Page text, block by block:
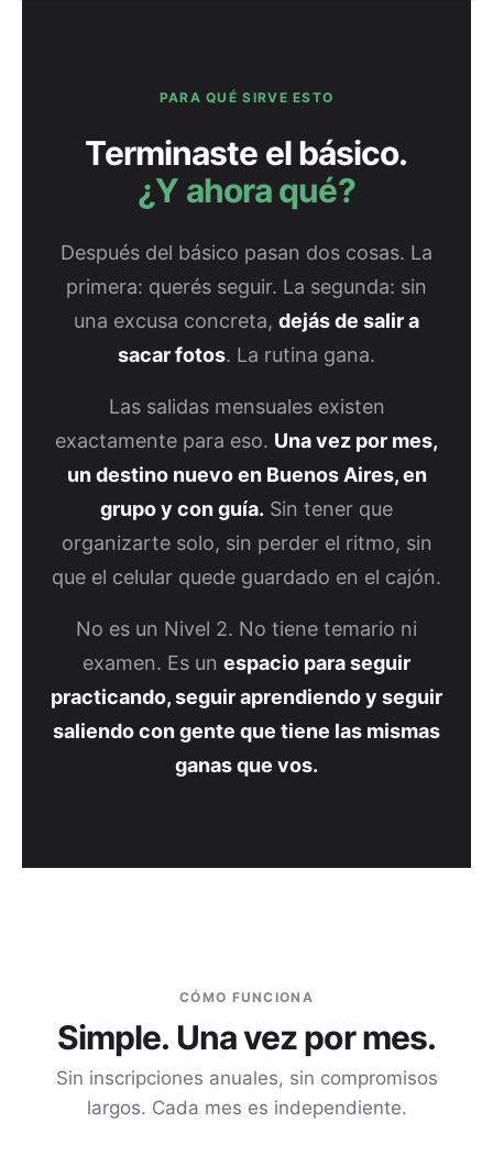
PARA QUÉ SIRVE ESTO
Terminaste el básico.
¿Y ahora qué?
Después del básico pasan dos cosas. La
primera: querés seguir. La segunda: sin
una excusa concreta, dejás de salir a
sacar fotos. La rutina gana.
Las salidas mensuales existen
exactamente para eso. Una vez por mes,
un destino nuevo en Buenos Aires, en
grupo y con guía. Sin tener que
organizarte solo, sin perder el ritmo, sin
que el celular quede guardado en el cajón.
No es un Nivel 2. No tiene temario ni
examen. Es un espacio para seguir
practicando, seguir aprendiendo y seguir
saliendo con gente que tiene las mismas
ganas que vos.
CÓMO FUNCIONA
Simple. Una vez por mes.
Sin inscripciones anuales, sin compromisos
largos. Cada mes es independiente.